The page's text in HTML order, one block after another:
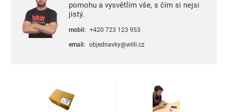
pomohu a vysvětlím vše, s čím si nejsi
jistý.
mobil: +420 723 123 953
email: objednavky@willi.cz